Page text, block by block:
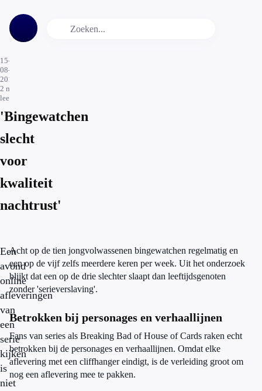
15-
08-
2017
2 min.
leestijd
'Bingewatchen
slecht
voor
kwaliteit
nachtrust'
Een
avond
online
afleveringen
van
een
serie
kijken
is
niet
Acht op de tien jongvolwassenen bingewatchen regelmatig en
een op de vijf zelfs meerdere keren per week. Uit het onderzoek
blijkt dat een op de drie slechter slaapt dan leeftijdsgenoten
zonder 'serieverslaving'.
Betrokken bij personages en verhaallijnen
Fans van series als Breaking Bad of House of Cards raken echt
betrokken bij de personages en verhaallijnen. Omdat elke
aflevering met een cliffhanger eindigt, is de verleiding groot om
nog een aflevering mee te pakken.